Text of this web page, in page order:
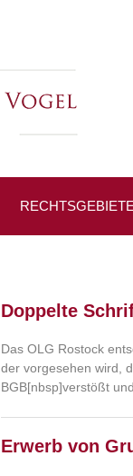
RECHTSGEBIETE
Doppelte
Das OLG Rostock
der vorgesehen wird,
BGB[nbsp]verstößt
Erwerb von